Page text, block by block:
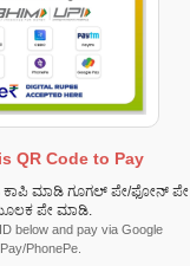
QR Code to Pay
ಮಾಡಿ ಗೂಗಲ್ ಪೇ/ಫೋನ್ ಪೇ
ಪೇ ಮಾಡಿ.
below and pay via Google
Pay/PhonePe.